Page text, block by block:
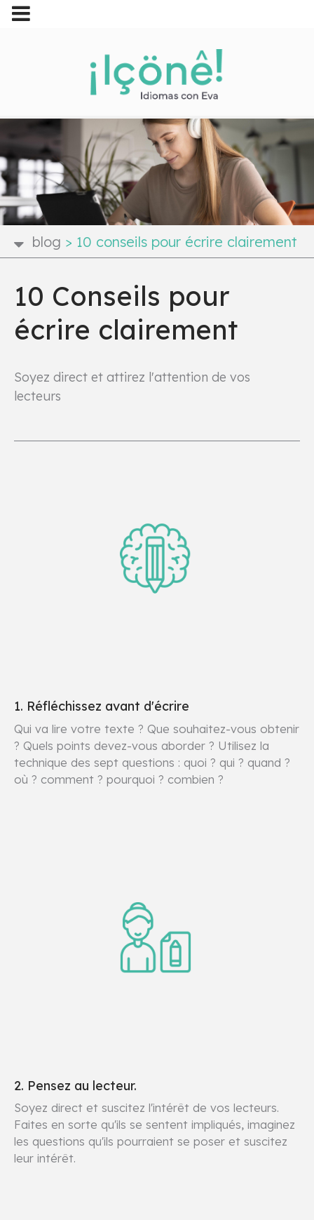
blog > 10 conseils pour écrire clairement
10 Conseils pour
écrire clairement
Soyez direct et attirez l'attention de vos
lecteurs
1. Réfléchissez avant d'écrire
Qui va lire votre texte ? Que souhaitez-vous obtenir
? Quels points devez-vous aborder ? Utilisez la
technique des sept questions : quoi ? qui ? quand ?
où ? comment ? pourquoi ? combien ?
2. Pensez au lecteur.
Soyez direct et suscitez l'intérêt de vos lecteurs.
Faites en sorte qu'ils se sentent impliqués, imaginez
les questions qu'ils pourraient se poser et suscitez
leur intérêt.